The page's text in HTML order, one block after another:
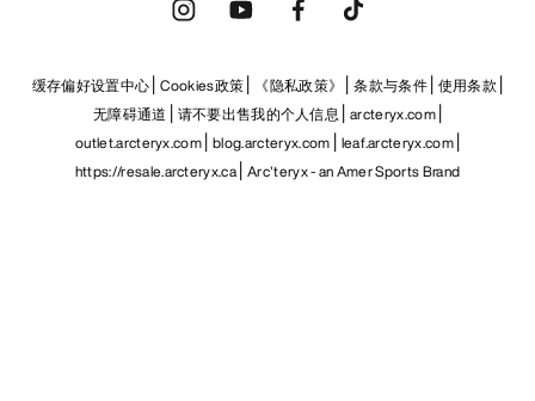
缓存偏好设置中心 Cookies政策 《隐私政策》 条款与条件 使用条款
无障碍通道
请不要出售我的个人信息 arcteryx.com
outlet.arcteryx.com blog.arcteryx.com leaf.arcteryx.com
https://resale.arcteryx.ca Arc'teryx - an Amer Sports Brand